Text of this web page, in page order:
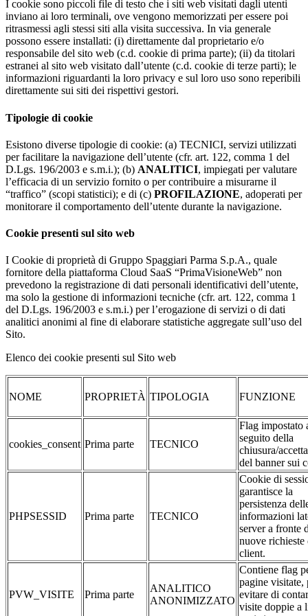
I cookie sono piccoli file di testo che i siti web visitati dagli utenti
inviano ai loro terminali, ove vengono memorizzati per essere poi
ritrasmessi agli stessi siti alla visita successiva. In via generale
possono essere installati: (i) direttamente dal proprietario e/o
responsabile del sito web (c.d. cookie di prima parte); (ii) da titolari
estranei al sito web visitato dall’utente (c.d. cookie di terze parti); le
informazioni riguardanti la loro privacy e sul loro uso sono reperibili
direttamente sui siti dei rispettivi gestori.
Tipologie di cookie
Esistono diverse tipologie di cookie: (a) TECNICI, servizi utilizzati
per facilitare la navigazione dell’utente (cfr. art. 122, comma 1 del
D.Lgs. 196/2003 e s.m.i.); (b) ANALITICI, impiegati per valutare
l’efficacia di un servizio fornito o per contribuire a misurarne il
“traffico” (scopi statistici); e di (c) PROFILAZIONE, adoperati per
monitorare il comportamento dell’utente durante la navigazione.
Cookie presenti sul sito web
I Cookie di proprietà di Gruppo Spaggiari Parma S.p.A., quale
fornitore della piattaforma Cloud SaaS “PrimaVisioneWeb” non
prevedono la registrazione di dati personali identificativi dell’utente,
ma solo la gestione di informazioni tecniche (cfr. art. 122, comma 1
del D.Lgs. 196/2003 e s.m.i.) per l’erogazione di servizi o di dati
analitici anonimi al fine di elaborare statistiche aggregate sull’uso del
Sito.
Elenco dei cookie presenti sul Sito web
NOME PROPRIETÀ TIPOLOGIA FUNZIONE
cookies_consent Prima parte TECNICO
Flag impostato
seguito della
chiusura/
del banner sui
PHPSESSID Prima parte TECNICO
Cookie di
garantisce la
persistenza
informazioni
server a fronte
nuove richieste
client.
PVW_VISITE Prima parte
ANALITICO
ANONIMIZZATO
Contiene flag
pagine visitate,
evitare di
visite doppie a